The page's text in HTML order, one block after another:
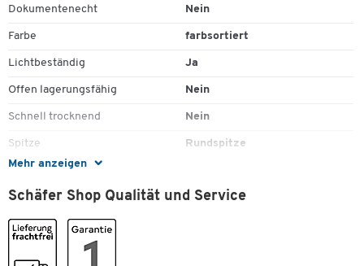
Mehr anzeigen
Dokumentenecht Nein
Farbe farbsortiert
Lichtbeständig Ja
Offen lagerungsfähig Nein
Schnell trocknend Nein
Spitze Rundspitze
Strichstärke [mm]
Stück pro Paket 4
Wasserfest
Schäfer Shop Qualität und Service